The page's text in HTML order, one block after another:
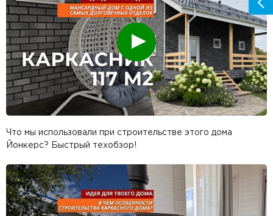
Смотреть
Что мы использовали при строительстве этого дома
Йонкерс? Быстрый техобзор!